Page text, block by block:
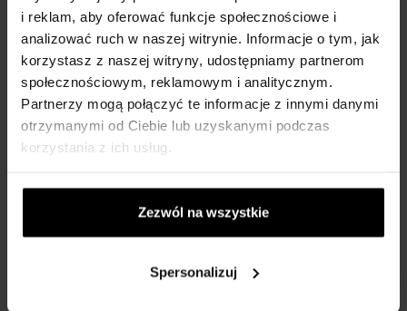
i reklam, aby oferować funkcje społecznościowe i
analizować ruch w naszej witrynie. Informacje o tym, jak
korzystasz z naszej witryny, udostępniamy partnerom
społecznościowym, reklamowym i analitycznym.
Partnerzy mogą połączyć te informacje z innymi danymi
otrzymanymi od Ciebie lub uzyskanymi podczas
korzystania z ich usług.
Zezwól na wszystkie
Spersonalizuj
Opis:
Cel (dla kogo): Mężczyźni
Marka: Hugo Boss
Stylowa moda
Wodoodporność: 100 m
Kolor paska: srebrny
Materiał paska: stal nierdzewna
Kolor tarczy: niebieski
Tarcza: analogowa
Szkło: mineralne
Kształt zegarka: okrągły
Szerokość paska: 22 mm